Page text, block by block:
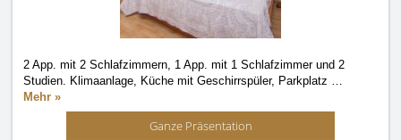
2 App. mit 2 Schlafzimmern, 1 App. mit 1 Schlafzimmer und 2
Studien. Klimaanlage, Küche mit Geschirrspüler, Parkplatz …
Mehr »
Ganze Präsentation